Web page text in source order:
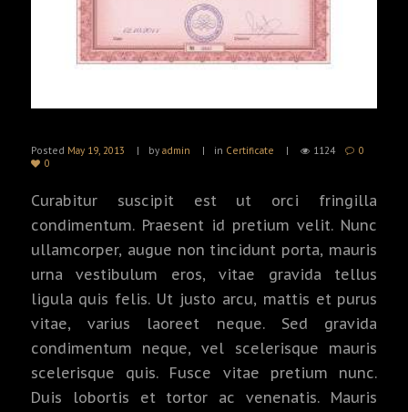
Posted May 19, 2013 by admin in Certificate 1124
0
0
Curabitur suscipit est ut orci fringilla
condimentum. Praesent id pretium velit. Nunc
ullamcorper, augue non tincidunt porta, mauris
urna vestibulum eros, vitae gravida tellus
ligula quis felis. Ut justo arcu, mattis et purus
vitae, varius laoreet neque. Sed gravida
condimentum neque, vel scelerisque mauris
scelerisque quis. Fusce vitae pretium nunc.
Duis lobortis et tortor ac venenatis. Mauris